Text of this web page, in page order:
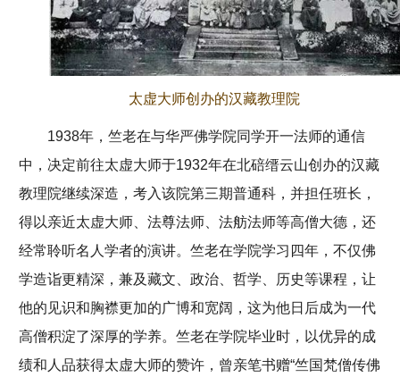
太虚大师创办的汉藏教理院
1938年，竺老在与华严佛学院同学开一法师的通信
中，决定前往太虚大师于1932年在北碚缙云山创办的汉藏
教理院继续深造，考入该院第三期普通科，并担任班长，
得以亲近太虚大师、法尊法师、法舫法师等高僧大德，还
经常聆听名人学者的演讲。竺老在学院学习四年，不仅佛
学造诣更精深，兼及藏文、政治、哲学、历史等课程，让
他的见识和胸襟更加的广博和宽阔，这为他日后成为一代
高僧积淀了深厚的学养。竺老在学院毕业时，以优异的成
绩和人品获得太虚大师的赞许，曾亲笔书赠“竺国梵僧传佛